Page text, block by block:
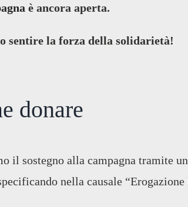
è ancora aperta.
sentire la forza della solidarietà!
donare
il sostegno alla campagna tramite
nella causale